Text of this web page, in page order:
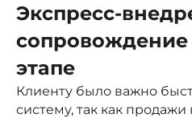
Экспресс-
этапе
Клиенту было важно
систему, так как